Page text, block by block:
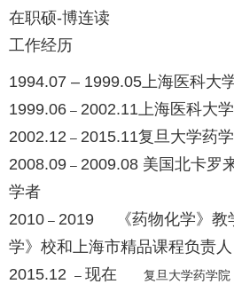
在职硕-博连读
工作经历
1994.07 – 1999.05上海医科大
1999.06 – 2002.11上海医科大
2002.12 – 2015.11复旦大学药
2008.09 – 2009.08 美国北卡罗
学者
2010 – 2019 《药物化学》教
学》校和上海市精品课程负责人
2015.12
– 现在 复旦大学药学院